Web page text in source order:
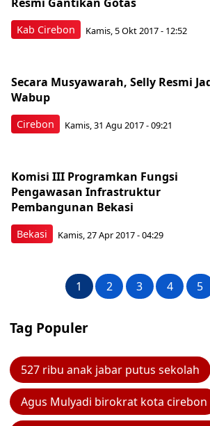
Kab Cirebon Kamis, 5 Okt 2017 - 12:52
Cirebon
Secara Musyawarah, Selly Resmi
Wabup
Kamis, 31 Agu 2017 - 09:21
Bekasi
Komisi III Programkan Fungsi
Pengawasan Infrastruktur
Pembangunan Bekasi
Kamis, 27 Apr 2017 - 04:29
1 2 3 4 5
Tag Populer
527 ribu anak jabar putus sekolah
Agus Mulyadi birokrat kota cirebon